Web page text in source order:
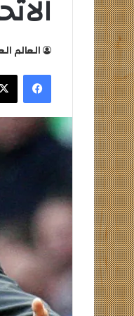
العالم
التعليم
العالي
تكثف
جهودها
للتصدي
للكيانات
الوهمية
التعليم العالي
للكيانات الوهمية